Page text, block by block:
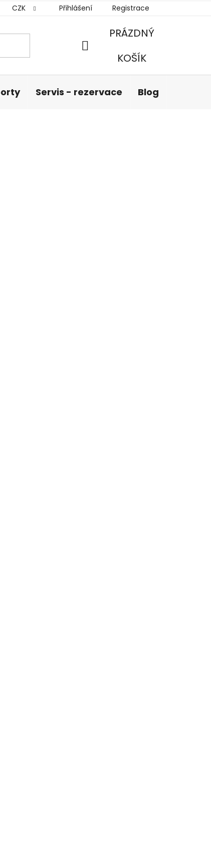
CZK Přihlášení Registrace
NÁKUPNÍ
PRÁZDNÝ
KOŠÍK
Servis - rezervace Blog